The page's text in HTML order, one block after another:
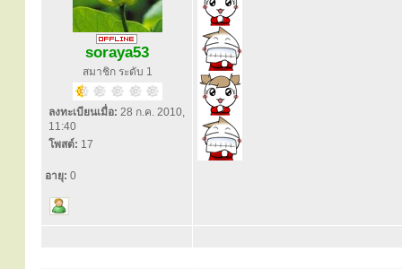
soraya53
สมาชิก ระดับ 1
ลงทะเบียนเมื่อ: 28 ก.ค. 2010,
11:40
โพสต์: 17
อายุ: 0